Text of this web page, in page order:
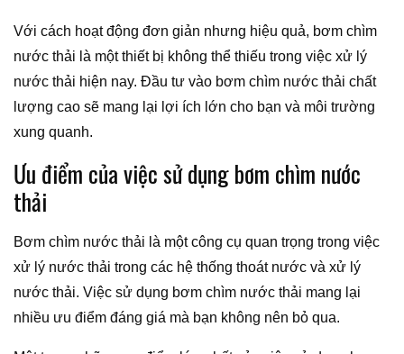
Với cách hoạt động đơn giản nhưng hiệu quả, bơm chìm
nước thải là một thiết bị không thể thiếu trong việc xử lý
nước thải hiện nay. Đầu tư vào bơm chìm nước thải chất
lượng cao sẽ mang lại lợi ích lớn cho bạn và môi trường
xung quanh.
Ưu điểm của việc sử dụng bơm chìm nước
thải
Bơm chìm nước thải là một công cụ quan trọng trong việc
xử lý nước thải trong các hệ thống thoát nước và xử lý
nước thải. Việc sử dụng bơm chìm nước thải mang lại
nhiều ưu điểm đáng giá mà bạn không nên bỏ qua.